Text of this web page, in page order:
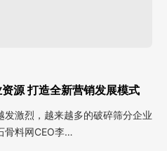
源 打造全新营销发展模式
激烈，越来越多的破碎筛分企业
骨料网CEO李…